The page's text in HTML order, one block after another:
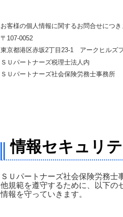
お客様の個人情報に関するお問合せにつ
〒 107-0052
東京都港区赤坂2丁目 23-1 アークヒルズ
ＳＵパートナーズ税理士法人内
ＳＵパートナーズ社会保険労務士事
情報セキュリ
ＳＵパートナーズ社会保険労務
他規範を遵守するために、以下の
情報を守っていきます。